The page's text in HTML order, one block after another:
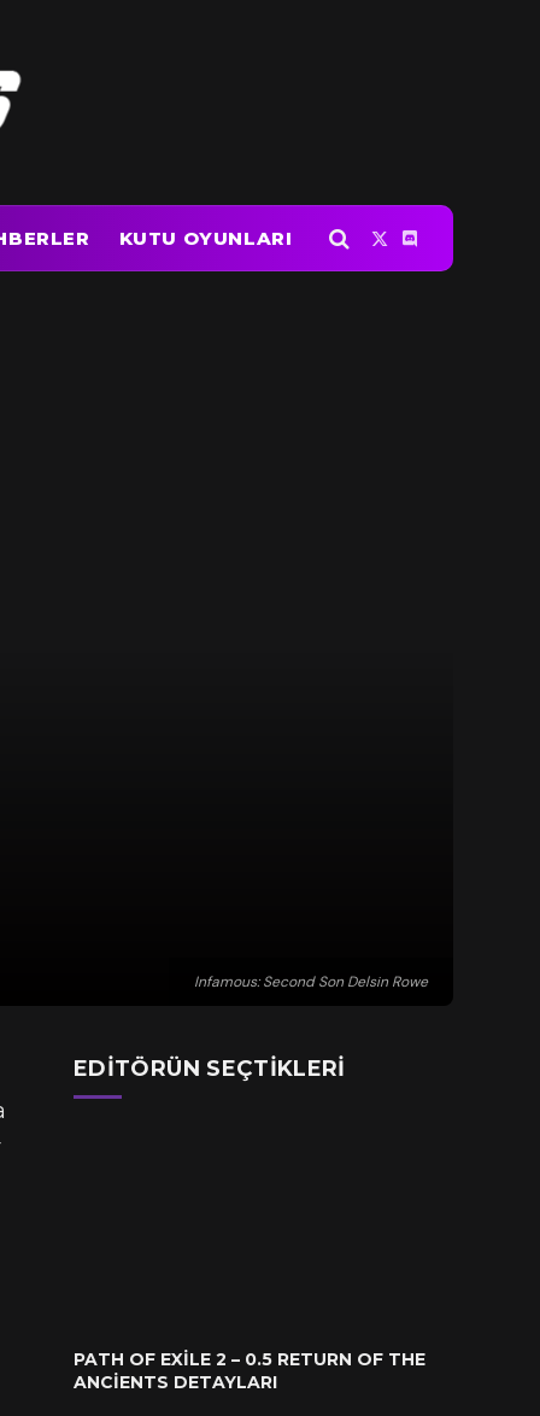
KUTU OYUNLARI
X
(Twitter)
Discord
Infamous: Second Son Delsin Rowe
EDITÖRÜN SEÇTIKLERI
PATH OF EXILE 2 – 0.5 RETURN OF THE
ANCIENTS DETAYLARI